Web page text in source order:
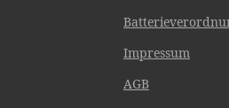
Impressum
AGB